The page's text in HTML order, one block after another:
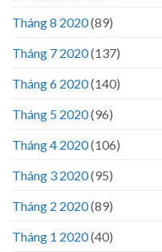
Tháng 8 2020(89)
Tháng 7 2020(137)
Tháng 6 2020(140)
Tháng 5 2020(96)
Tháng 4 2020(106)
Tháng 3 2020(95)
Tháng 2 2020(89)
Tháng 1 2020(40)